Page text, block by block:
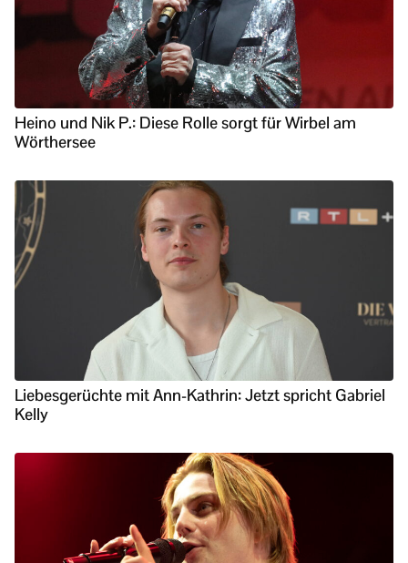
Heino und Nik P.: Diese Rolle sorgt für Wirbel am
Wörthersee
Liebesgerüchte mit Ann-Kathrin: Jetzt spricht Gabriel
Kelly